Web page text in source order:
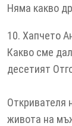
Няма какво
10. Хапчето
Какво сме
десетият
Откривателя
живота на